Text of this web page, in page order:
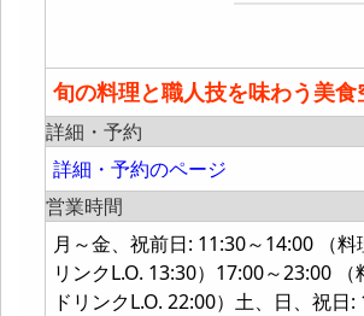
旬の料理と職人技を味わう美食
詳細・予約
詳細・予約のページ
営業時間
月～金、祝前日: 11:30～14:00 （料
リンクL.O. 13:30）17:00～23:00 （
ドリンクL.O. 22:00）土、日、祝日